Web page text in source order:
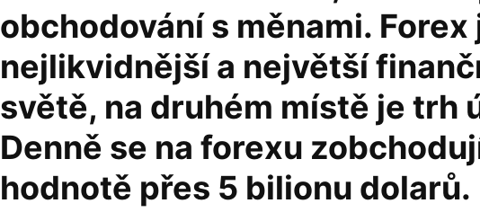
obchodování s měnami. Forex
nejlikvidnější a největší
světě, na druhém místě je trh
Denně se na forexu
hodnotě přes 5 bilionu dolarů.